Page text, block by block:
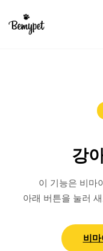
강
이 기능은 비마
아래 버튼을 눌러
비